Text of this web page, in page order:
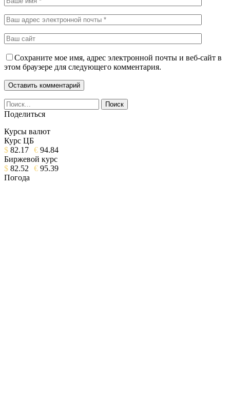
Сохраните мое имя, адрес электронной почты и веб-сайт в
этом браузере для следующего комментария.
Поделиться
Курсы валют
Курс ЦБ
$ 82.17 € 94.84
Биржевой курс
$ 82.52 € 95.39
Погода